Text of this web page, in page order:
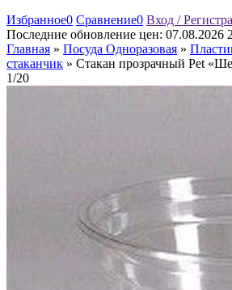
Избранное0 Сравнение0 Вход /
Последние обновление цен: 07.08.2026
Главная » Посуда Одноразовая »
стаканчик » Стакан прозрачный Pet
1/20